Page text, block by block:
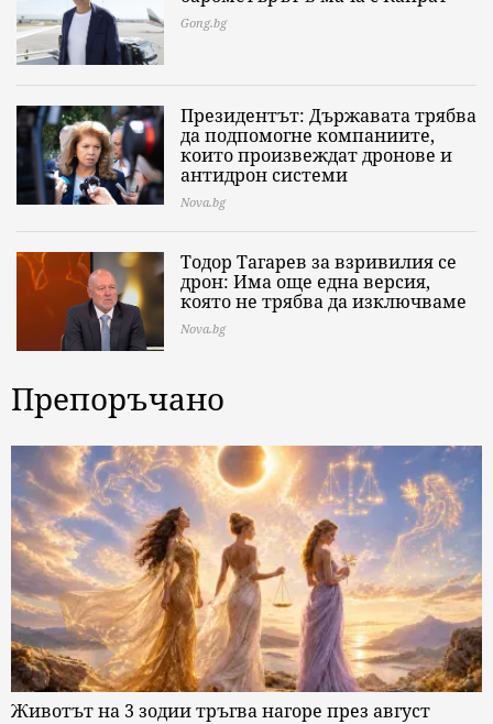
Gong.bg
Президентът: Държавата трябва
да подпомогне компаниите,
които произвеждат дронове и
антидрон системи
Nova.bg
Тодор Тагарев за взривилия се
дрон: Има още една версия,
която не трябва да изключваме
Nova.bg
Препоръчано
Животът на 3 зодии тръгва нагоре през август